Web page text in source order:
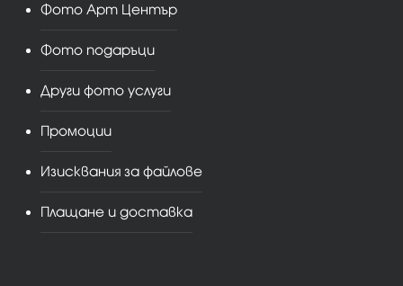
Фото Арт Център
Фото подаръци
Други фото услуги
Промоции
Изисквания за файлове
Плащане и доставка